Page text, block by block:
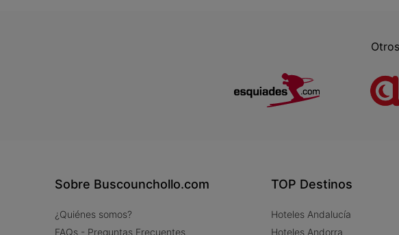
Sobre Buscounchollo.com
¿Quiénes somos?
FAQs - Preguntas Frecuentes
TOP Destinos
Hoteles Andalucía
Hoteles Andorra